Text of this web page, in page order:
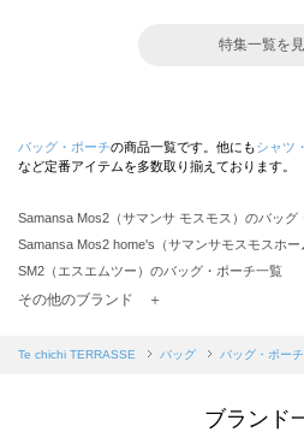
特集一覧を
バッグ・ポーチの商品一覧です。他にもシャツ
など定番アイテムを多数取り揃えております。
Samansa Mos2（サマンサ モスモス）のバッグ
Samansa Mos2 home's（サマンサモスモスホ
SM2（エスエムツー）のバッグ・ポーチ一覧
Samansa Mos2 blue（サマンサモスモス ブルー
sō4ū（ソウフォーユー）のバッグ・ポーチ一覧
その他のブランド ＋
Te chichi TERRASSE バッグ バッグ・ポーチ
ブランド